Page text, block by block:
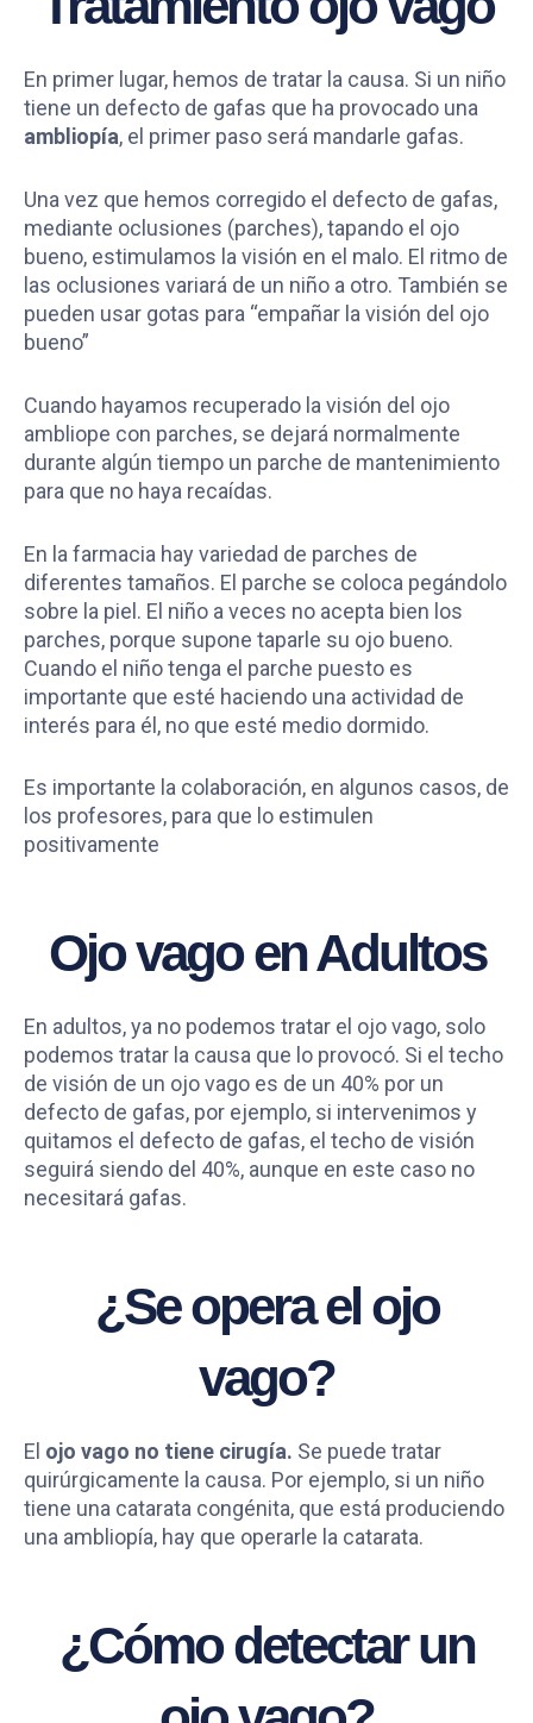
En primer lugar, hemos de tratar la causa. Si un niño
tiene un defecto de gafas que ha provocado una
ambliopía, el primer paso será mandarle gafas.
Una vez que hemos corregido el defecto de gafas,
mediante oclusiones (parches), tapando el ojo
bueno, estimulamos la visión en el malo. El ritmo de
las oclusiones variará de un niño a otro. También se
pueden usar gotas para “empañar la visión del ojo
bueno”
Cuando hayamos recuperado la visión del ojo
ambliope con parches, se dejará normalmente
durante algún tiempo un parche de mantenimiento
para que no haya recaídas.
En la farmacia hay variedad de parches de
diferentes tamaños. El parche se coloca pegándolo
sobre la piel. El niño a veces no acepta bien los
parches, porque supone taparle su ojo bueno.
Cuando el niño tenga el parche puesto es
importante que esté haciendo una actividad de
interés para él, no que esté medio dormido.
Es importante la colaboración, en algunos casos, de
los profesores, para que lo estimulen
positivamente
Ojo vago en Adultos
En adultos, ya no podemos tratar el ojo vago, solo
podemos tratar la causa que lo provocó. Si el techo
de visión de un ojo vago es de un 40% por un
defecto de gafas, por ejemplo, si intervenimos y
quitamos el defecto de gafas, el techo de visión
seguirá siendo del 40%, aunque en este caso no
necesitará gafas.
¿Se opera el ojo
vago?
El ojo vago no tiene cirugía. Se puede tratar
quirúrgicamente la causa. Por ejemplo, si un niño
tiene una catarata congénita, que está produciendo
una ambliopía, hay que operarle la catarata.
¿Cómo detectar un